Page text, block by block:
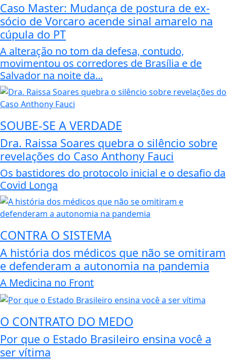
Caso Master: Mudança de postura de ex-
sócio de Vorcaro acende sinal amarelo na
cúpula do PT
A alteração no tom da defesa, contudo,
movimentou os corredores de Brasília e de
Salvador na noite da...
SOUBE-SE A VERDADE
Dra. Raissa Soares quebra o silêncio sobre
revelações do Caso Anthony Fauci
Os bastidores do protocolo inicial e o desafio da
Covid Longa
CONTRA O SISTEMA
A história dos médicos que não se omitiram
e defenderam a autonomia na pandemia
A Medicina no Front
O CONTRATO DO MEDO
Por que o Estado Brasileiro ensina você a
ser vítima